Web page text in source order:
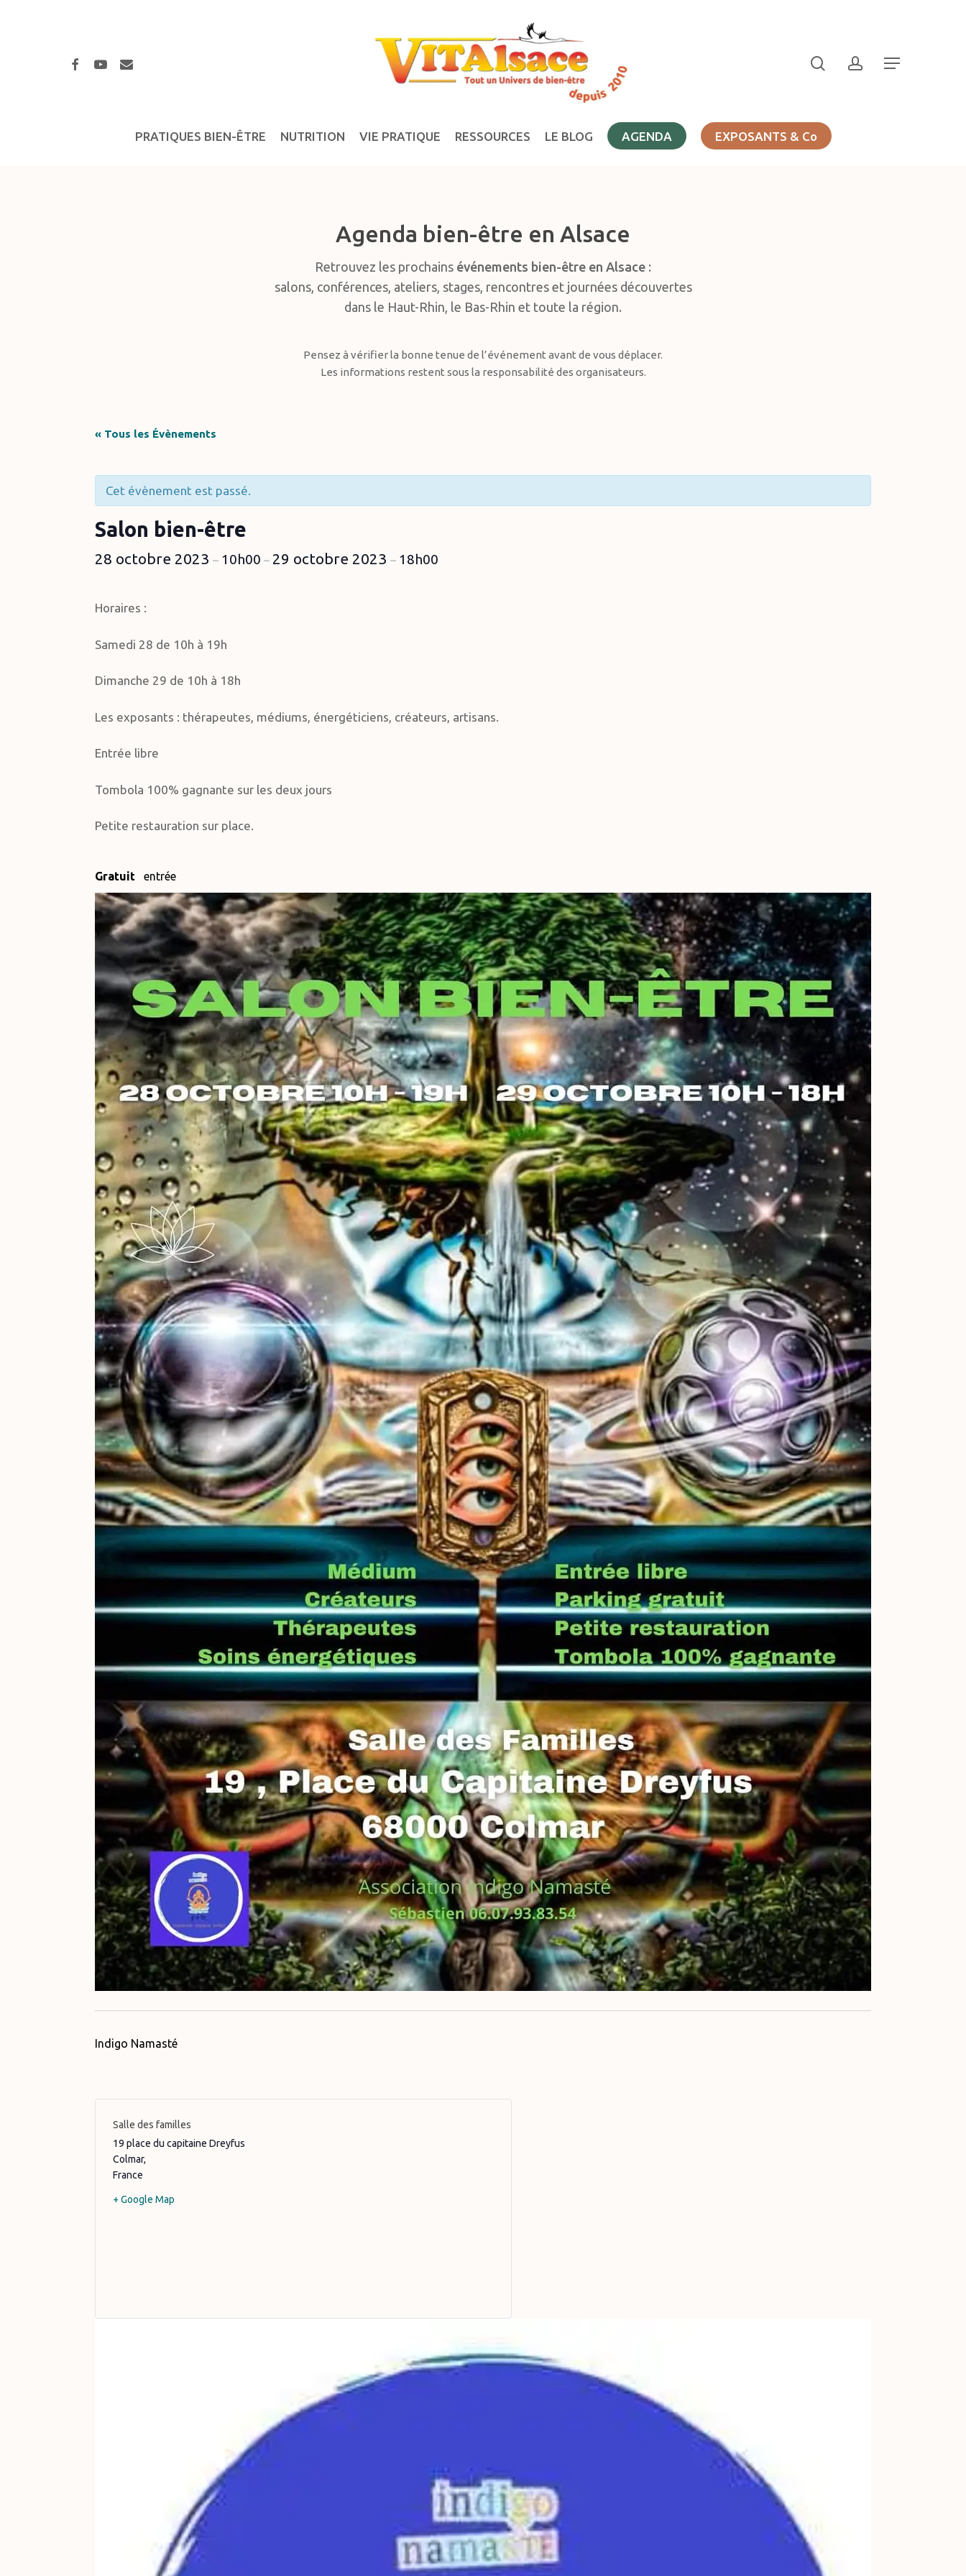
Hit enter to search or ESC to close
facebookyoutube
email Menu
PRATIQUES BIEN-ÊTRE NUTRITION VIE PRATIQUE RESSOURCES LE BLOG AGENDA EXPOSANTS & Co
Agenda bien-être en Alsace
Retrouvez les prochains événements bien-être en Alsace :
salons, conférences, ateliers, stages, rencontres et journées découvertes
dans le Haut-Rhin, le Bas-Rhin et toute la région.
Pensez à vérifier la bonne tenue de l’événement avant de vous déplacer.
Les informations restent sous la responsabilité des organisateurs.
« Tous les Évènements
Cet évènement est passé.
Salon bien-être
28 octobre 2023 – 10h00 – 29 octobre 2023 – 18h00
Horaires :
Samedi 28 de 10h à 19h
Dimanche 29 de 10h à 18h
Les exposants : thérapeutes, médiums, énergéticiens, créateurs, artisans.
Entrée libre
Tombola 100% gagnante sur les deux jours
Petite restauration sur place.
Gratuit entrée
Indigo Namasté
Salle des familles
19 place du capitaine Dreyfus
Colmar,
France
+ Google Map